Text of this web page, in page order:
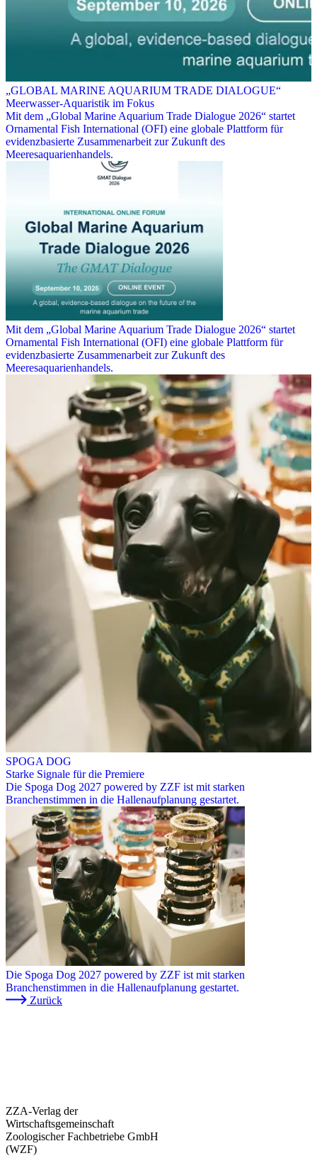
„GLOBAL MARINE AQUARIUM TRADE DIALOGUE“
Meerwasser-Aquaristik im Fokus
Mit dem „Global Marine Aquarium Trade Dialogue 2026“ startet
Ornamental Fish International (OFI) eine globale Plattform für
evidenzbasierte Zusammenarbeit zur Zukunft des
Meeresaquarienhandels.
Mit dem „Global Marine Aquarium Trade Dialogue 2026“ startet
Ornamental Fish International (OFI) eine globale Plattform für
evidenzbasierte Zusammenarbeit zur Zukunft des
Meeresaquarienhandels.
SPOGA DOG
Starke Signale für die Premiere
Die Spoga Dog 2027 powered by ZZF ist mit starken
Branchenstimmen in die Hallenaufplanung gestartet.
Die Spoga Dog 2027 powered by ZZF ist mit starken
Branchenstimmen in die Hallenaufplanung gestartet.
Zurück
ZZA-Verlag der
Wirtschaftsgemeinschaft
Zoologischer Fachbetriebe GmbH
(WZF)